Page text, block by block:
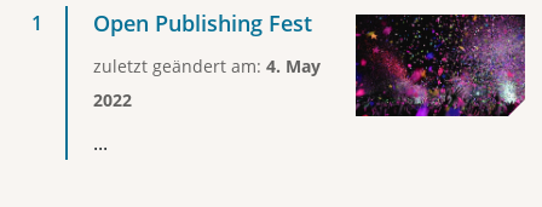
Open Publishing Fest
zuletzt geändert am: 4. May
2022
...